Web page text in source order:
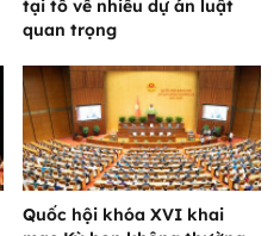
tại tổ về nhiều dự án luật
quan trọng
Quốc hội khóa XVI khai